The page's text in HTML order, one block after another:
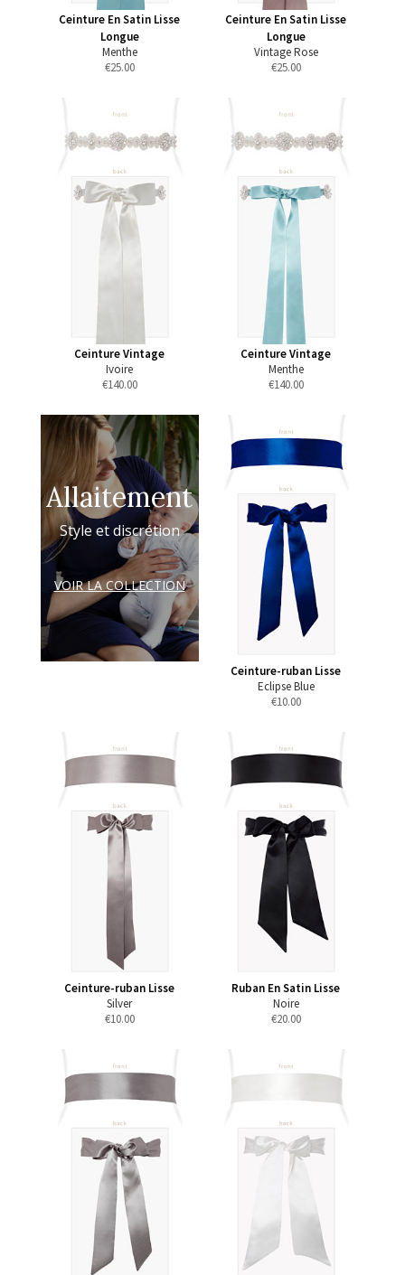
Ceinture En Satin Lisse
Longue
Menthe
€25.00
Ceinture En Satin Lisse
Longue
Vintage Rose
€25.00
Ceinture Vintage
Ivoire
€140.00
Ceinture Vintage
Menthe
€140.00
Allaitement
Style et discrétion
VOIR LA COLLECTION
Ceinture-ruban Lisse
Eclipse Blue
€10.00
Ceinture-ruban Lisse
Silver
€10.00
Ruban En Satin Lisse
Noire
€20.00